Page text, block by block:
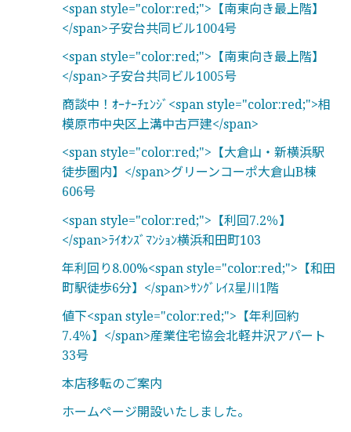
<span style="color:red;">【南東向き最上階】
</span>子安台共同ビル1004号
<span style="color:red;">【南東向き最上階】
</span>子安台共同ビル1005号
商談中！ｵｰﾅｰﾁｪﾝｼﾞ<span style="color:red;">相
模原市中央区上溝中古戸建</span>
<span style="color:red;">【大倉山・新横浜駅
徒歩圏内】</span>グリーンコーポ大倉山B棟
606号
<span style="color:red;">【利回7.2％】
</span>ﾗｲｵﾝｽﾞﾏﾝｼｮﾝ横浜和田町103
年利回り8.00%<span style="color:red;">【和田
町駅徒歩6分】</span>ｻﾝｸﾞﾚｲｽ星川1階
値下<span style="color:red;">【年利回約
7.4％】</span>産業住宅協会北軽井沢アパート
33号
本店移転のご案内
ホームページ開設いたしました。